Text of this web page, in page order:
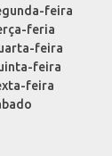
feira
feria
feira
feira
feira